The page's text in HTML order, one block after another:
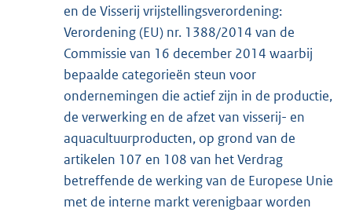
en de Visserij vrijstellingsverordening:
Verordening (EU) nr. 1388/2014 van de
Commissie van 16 december 2014 waarbij
bepaalde categorieën steun voor
ondernemingen die actief zijn in de productie,
de verwerking en de afzet van visserij- en
aquacultuurproducten, op grond van de
artikelen 107 en 108 van het Verdrag
betreffende de werking van de Europese Unie
met de interne markt verenigbaar worden